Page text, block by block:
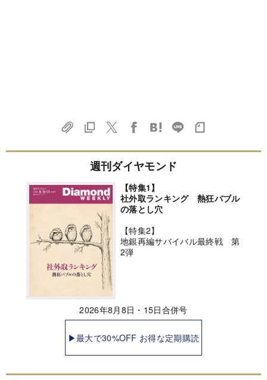
週刊ダイヤモンド
【特集1】
社外取ランキング 熱狂バブル
の落とし穴
【特集2】
地銀再編サバイバル最終戦 第
2弾
2026年8月8日・15日合併号
▶最大で30%OFF お得な定期購読